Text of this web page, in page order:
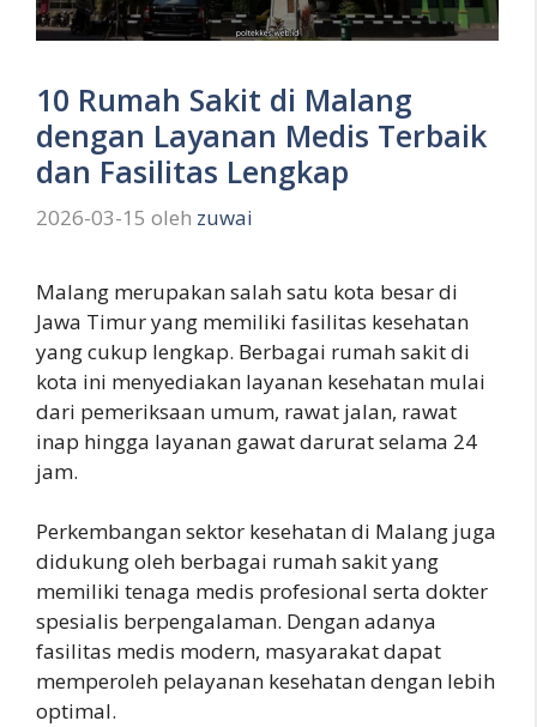
10 Rumah Sakit di Malang
dengan Layanan Medis Terbaik
dan Fasilitas Lengkap
2026-03-15 oleh zuwai
Malang merupakan salah satu kota besar di
Jawa Timur yang memiliki fasilitas kesehatan
yang cukup lengkap. Berbagai rumah sakit di
kota ini menyediakan layanan kesehatan mulai
dari pemeriksaan umum, rawat jalan, rawat
inap hingga layanan gawat darurat selama 24
jam.
Perkembangan sektor kesehatan di Malang juga
didukung oleh berbagai rumah sakit yang
memiliki tenaga medis profesional serta dokter
spesialis berpengalaman. Dengan adanya
fasilitas medis modern, masyarakat dapat
memperoleh pelayanan kesehatan dengan lebih
optimal.